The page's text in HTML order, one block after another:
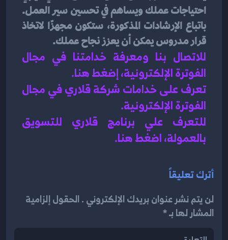
قرار مدروس يمكن أن يعزز نجاح عملك.
الفوترة الإلكترونية، إضغط هنا.
تعرف على خدامات شركة قلاري في
الفوترة الإلكترونية.
بالعمولة، اضغط هنا.
أترك تعليقاً
لن يتم نشر عنوان بريدك الإلكتروني . الحقول إلزامية
المشار لها بـ *